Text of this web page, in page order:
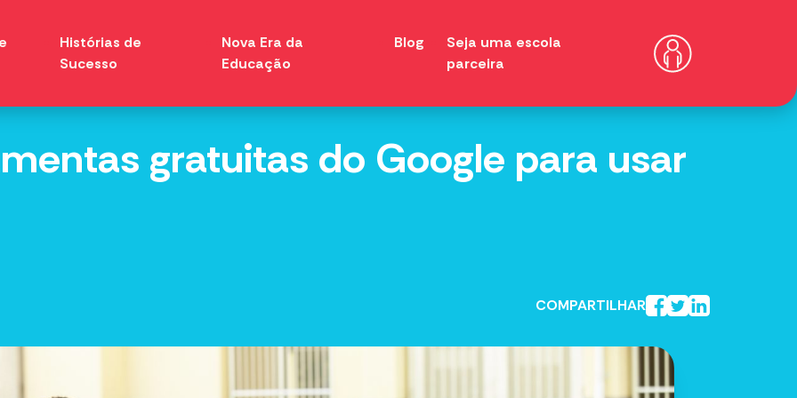
Histórias de
Sucesso
Nova Era da
Educação
Blog
Seja uma escola
parceira
gratuitas do Google para usar
COMPARTILHAR